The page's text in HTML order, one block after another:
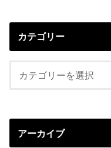
カテゴリー
アーカイブ